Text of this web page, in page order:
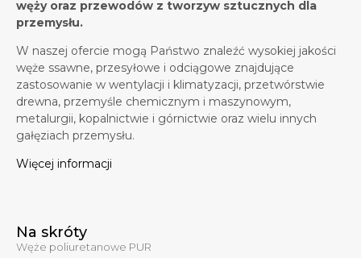
węży oraz przewodów z tworzyw sztucznych dla
przemysłu.
W naszej ofercie mogą Państwo znaleźć wysokiej jakości
węże ssawne, przesyłowe i odciągowe znajdujące
zastosowanie w wentylacji i klimatyzacji, przetwórstwie
drewna, przemyśle chemicznym i maszynowym,
metalurgii, kopalnictwie i górnictwie oraz wielu innych
gałęziach przemysłu.
Więcej informacji
Na skróty
Węże poliuretanowe PUR